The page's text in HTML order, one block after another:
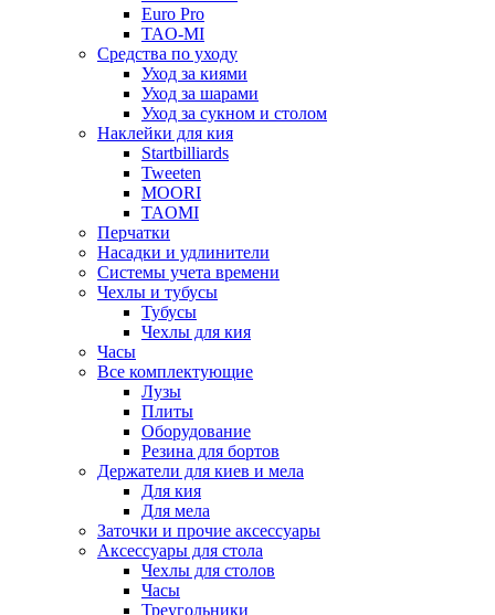
Euro Pro
TAO-MI
Средства по уходу
Уход за киями
Уход за шарами
Уход за сукном и столом
Наклейки для кия
Startbilliards
Tweeten
MOORI
TAOMI
Перчатки
Насадки и удлинители
Системы учета времени
Чехлы и тубусы
Тубусы
Чехлы для кия
Часы
Все комплектующие
Лузы
Плиты
Оборудование
Резина для бортов
Держатели для киев и мела
Для кия
Для мела
Заточки и прочие аксессуары
Аксессуары для стола
Чехлы для столов
Часы
Треугольники